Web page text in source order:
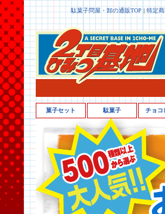
駄菓子問屋・卸の通販TOP | 特定